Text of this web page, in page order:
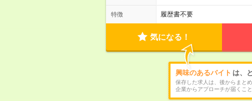
特徴 履歴書不要
気になる！
興味のあるバイト は、
保存した求人は、後からまと
企業からアプローチが届くこと